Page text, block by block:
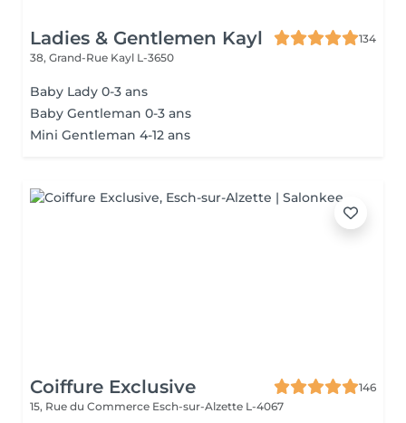
Ladies & Gentlemen Kayl
134
38, Grand-Rue Kayl L-3650
Baby Lady 0-3 ans
Baby Gentleman 0-3 ans
Mini Gentleman 4-12 ans
Coiffure Exclusive
146
15, Rue du Commerce Esch-sur-Alzette L-4067